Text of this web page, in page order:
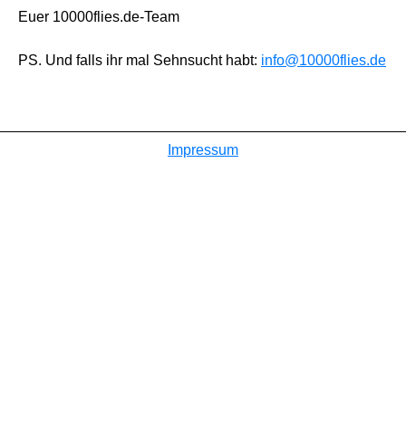
Euer 10000flies.de-Team
PS. Und falls ihr mal Sehnsucht habt: info@10000flies.de
Impressum